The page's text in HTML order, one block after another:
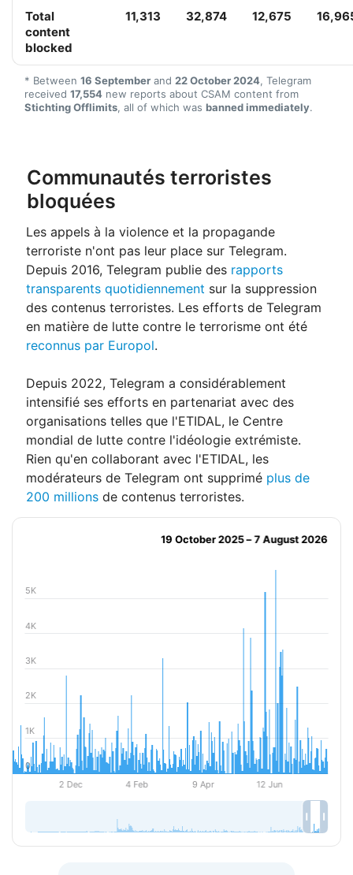
Total
content
blocked
11,313 32,874 12,675
* Between 16 September and 22 October 2024, Telegram
received 17,554 new reports about CSAM content from
Stichting Offlimits, all of which was banned immediately.
Communautés terroristes
bloquées
Les appels à la violence et la propagande
terroriste n'ont pas leur place sur Telegram.
Depuis 2016, Telegram publie des rapports
transparents quotidiennement sur la suppression
des contenus terroristes. Les efforts de Telegram
en matière de lutte contre le terrorisme ont été
reconnus par Europol.
Depuis 2022, Telegram a considérablement
intensifié ses efforts en partenariat avec des
organisations telles que l'ETIDAL, le Centre
mondial de lutte contre l'idéologie extrémiste.
Rien qu'en collaborant avec l'ETIDAL, les
modérateurs de Telegram ont supprimé plus de
200 millions de contenus terroristes.